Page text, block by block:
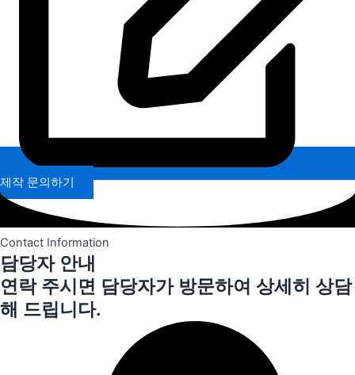
제작 문의하기
Contact Information
담당자 안내
연락 주시면 담당자가 방문하여 상세히 상담
해 드립니다.